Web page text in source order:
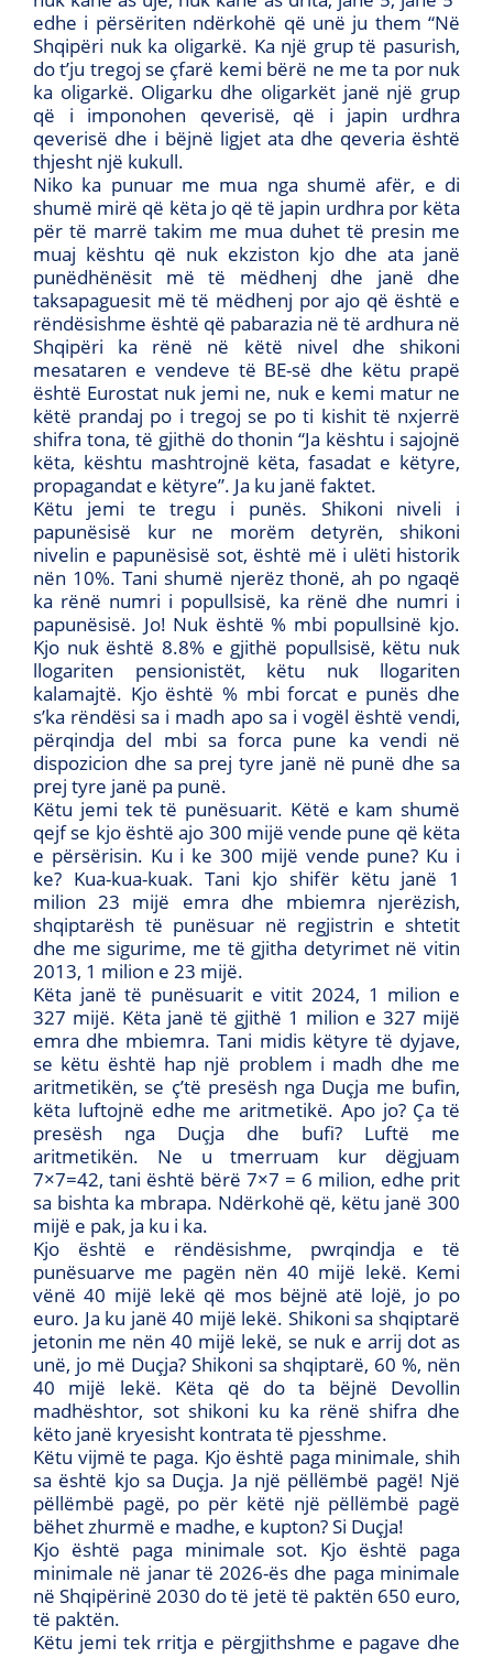
edhe i përsëriten ndërkohë që unë ju them “Në
Shqipëri nuk ka oligarkë. Ka një grup të pasurish,
do t’ju tregoj se çfarë kemi bërë ne me ta por nuk
ka oligarkë. Oligarku dhe oligarkët janë një grup
që i imponohen qeverisë, që i japin urdhra
qeverisë dhe i bëjnë ligjet ata dhe qeveria është
thjesht një kukull.
Niko ka punuar me mua nga shumë afër, e di
shumë mirë që këta jo që të japin urdhra por këta
për të marrë takim me mua duhet të presin me
muaj kështu që nuk ekziston kjo dhe ata janë
punëdhënësit më të mëdhenj dhe janë dhe
taksapaguesit më të mëdhenj por ajo që është e
rëndësishme është që pabarazia në të ardhura në
Shqipëri ka rënë në këtë nivel dhe shikoni
mesataren e vendeve të BE-së dhe këtu prapë
është Eurostat nuk jemi ne, nuk e kemi matur ne
këtë prandaj po i tregoj se po ti kishit të nxjerrë
shifra tona, të gjithë do thonin “Ja kështu i sajojnë
këta, kështu mashtrojnë këta, fasadat e këtyre,
propagandat e këtyre”. Ja ku janë faktet.
Këtu jemi te tregu i punës. Shikoni niveli i
papunësisë kur ne morëm detyrën, shikoni
nivelin e papunësisë sot, është më i ulëti historik
nën 10%. Tani shumë njerëz thonë, ah po ngaqë
ka rënë numri i popullsisë, ka rënë dhe numri i
papunësisë. Jo! Nuk është % mbi popullsinë kjo.
Kjo nuk është 8.8% e gjithë popullsisë, këtu nuk
llogariten pensionistët, këtu nuk llogariten
kalamajtë. Kjo është % mbi forcat e punës dhe
s’ka rëndësi sa i madh apo sa i vogël është vendi,
përqindja del mbi sa forca pune ka vendi në
dispozicion dhe sa prej tyre janë në punë dhe sa
prej tyre janë pa punë.
Këtu jemi tek të punësuarit. Këtë e kam shumë
qejf se kjo është ajo 300 mijë vende pune që këta
e përsërisin. Ku i ke 300 mijë vende pune? Ku i
ke? Kua-kua-kuak. Tani kjo shifër këtu janë 1
milion 23 mijë emra dhe mbiemra njerëzish,
shqiptarësh të punësuar në regjistrin e shtetit
dhe me sigurime, me të gjitha detyrimet në vitin
2013, 1 milion e 23 mijë.
Këta janë të punësuarit e vitit 2024, 1 milion e
327 mijë. Këta janë të gjithë 1 milion e 327 mijë
emra dhe mbiemra. Tani midis këtyre të dyjave,
se këtu është hap një problem i madh dhe me
aritmetikën, se ç’të presësh nga Duçja me bufin,
këta luftojnë edhe me aritmetikë. Apo jo? Ça të
presësh nga Duçja dhe bufi? Luftë me
aritmetikën. Ne u tmerruam kur dëgjuam
7×7=42, tani është bërë 7×7 = 6 milion, edhe prit
sa bishta ka mbrapa. Ndërkohë që, këtu janë 300
mijë e pak, ja ku i ka.
Kjo është e rëndësishme, pwrqindja e të
punësuarve me pagën nën 40 mijë lekë. Kemi
vënë 40 mijë lekë që mos bëjnë atë lojë, jo po
euro. Ja ku janë 40 mijë lekë. Shikoni sa shqiptarë
jetonin me nën 40 mijë lekë, se nuk e arrij dot as
unë, jo më Duçja? Shikoni sa shqiptarë, 60 %, nën
40 mijë lekë. Këta që do ta bëjnë Devollin
madhështor, sot shikoni ku ka rënë shifra dhe
këto janë kryesisht kontrata të pjesshme.
Këtu vijmë te paga. Kjo është paga minimale, shih
sa është kjo sa Duçja. Ja një pëllëmbë pagë! Një
pëllëmbë pagë, po për këtë një pëllëmbë pagë
bëhet zhurmë e madhe, e kupton? Si Duçja!
Kjo është paga minimale sot. Kjo është paga
minimale në janar të 2026-ës dhe paga minimale
në Shqipërinë 2030 do të jetë të paktën 650 euro,
të paktën.
Këtu jemi tek rritja e përgjithshme e pagave dhe